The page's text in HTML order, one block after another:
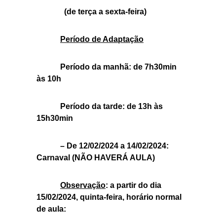
(de terça a sexta-feira)
Período de Adaptação
Período da manhã: de 7h30min
às 10h
Período da tarde: de 13h às
15h30min
– De 12/02/2024 a 14/02/2024:
Carnaval (NÃO HAVERÁ AULA)
Observação: a partir do dia
15/02/2024, quinta-feira, horário normal
de aula: